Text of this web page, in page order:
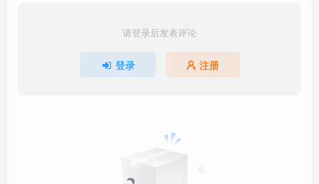
请登录后发表评论
登录 注册